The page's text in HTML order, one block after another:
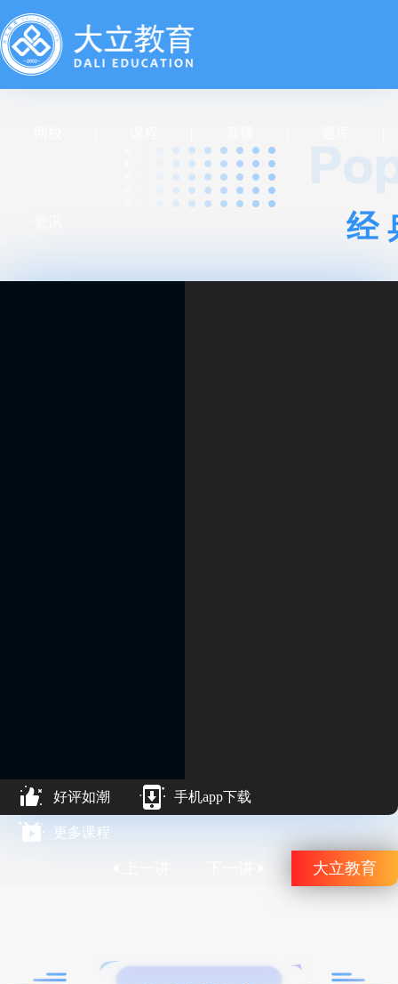
经
好评如潮 手机app下载
更多课程
大立教育